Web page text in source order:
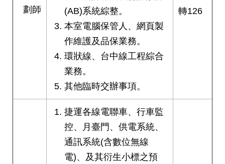
劃師
(AB)系統綜整。
本室電腦保管人、網頁製
作維護及品保業務。
環狀線、台中線工程綜合
業務。
其他臨時交辦事項。
轉126
捷運各線電聯車、行車監
控、月臺門、供電系統、
通訊系統(含數位無線
電)、及其衍生小標之預